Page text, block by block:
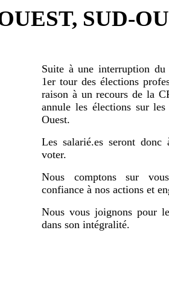
SUD-
Suite à une interruption
1er tour des élections
raison à un recours de la
annule les élections sur
Ouest.
Les salarié.es seront
voter.
Nous comptons sur
confiance à nos actions et
Nous vous joignons pour
dans son intégralité.